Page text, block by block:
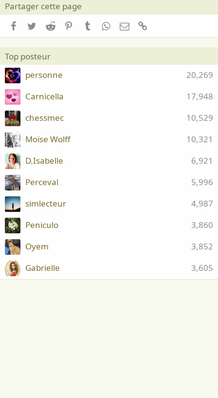
Partager cette page
Facebook
TwitterReddit PinterestTumblrWhatsApp
Email
Top posteur
20,269
personne
17,948
Carnicella
10,529
chessmec
10,321
Moïse Wolff
6,921
D.Isabelle
5,996
Perceval
4,987
simlecteur
3,860
Peniculo
3,852
Oyem
3,605
Gabrielle